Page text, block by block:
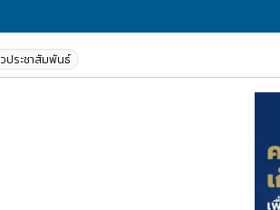
ประชาสัมพันธ์